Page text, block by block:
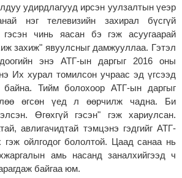
удирдлагууд ирсэн уулзалтын үеэр
нэг телевизийн захирал бүсгүй
гэсэн чинь яасан бэ гэж асуугаарай
захиж" явуулсныг дамжууллаа. Гэтэл
энэ АТГ-ын даргыг 2016 оны
Их хурал томилсон учраас эд үгсээд
байна. Тийм болохоор АТГ-ын даргыг
өгсөн үед л өөрчилж чадна. Би
Өгөхгүй гэсэн" гэж хариулсан.
авлигачидтай тэмцэнэ гэдгийг АТГ-
гэж ойлгодог бололтой. Цаад санаа нь
амь насанд заналхийгээд ч
байгаа юм.